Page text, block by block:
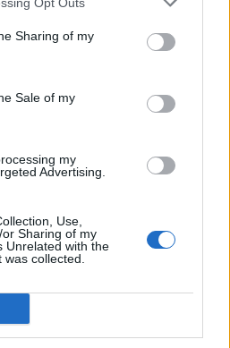
Sharing of my
Sale of my
my
Advertising.
Use,
Sharing of my
Unrelated with the
collected.
εκπομπή από αληθινούς
στις 17:50 στο ΣΙΓΜΑ.
ΕΠΟΜΕΝΟ